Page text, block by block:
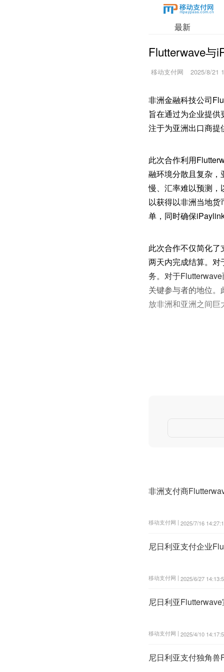
最新
Flutterwave与
移动支付网 2025/8/21
非洲金融科技公司
旨在通过为企业提
注于为亚洲出口商
此次合作利用
融环境分散且复杂
慢、汇率难以预测
以获得以非洲当地
单，同时确保
此次合作不仅简化
两天内完成结算。
务。对于
关键参与者的地位
放非洲和亚洲之间巨
非洲支付商
移动支付网 | 2025/7/16
尼日利亚支付企业
移动支付网 | 2025/6/27
尼日利亚
移动支付网 | 2025/4/10
尼日利亚支付独角